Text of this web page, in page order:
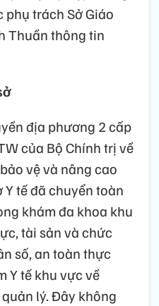
trách Sở Giáo
Thuần thông tin
địa phương 2 cấp
của Bộ Chính trị về
vệ và nâng cao
tế đã chuyển toàn
khám đa khoa khu
tài sản và chức
số, an toàn thực
Y tế khu vực về
lý. Đây không